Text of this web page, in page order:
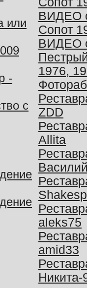
или
-
с
ВИДЕО
Сопот
ВИДЕО
1976,
ZDD
Allita
aleks75
amid33
Никита-